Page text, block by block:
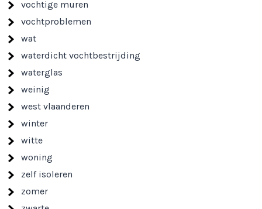
vochtige muren
vochtproblemen
wat
waterdicht vochtbestrijding
waterglas
weinig
west vlaanderen
winter
witte
woning
zelf isoleren
zomer